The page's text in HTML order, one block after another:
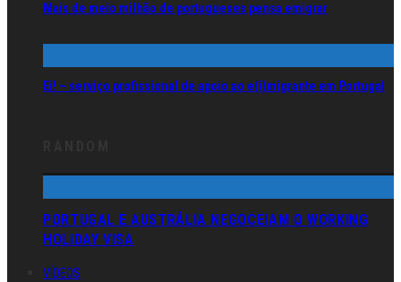
Mais de meio milhão de portugueses pensa emigrar
Ei! – serviço profissional de apoio ao e(i)migrante em Portugal
PORTUGAL E AUSTRÁLIA NEGOCEIAM O WORKING
HOLIDAY VISA
VÍDEOS